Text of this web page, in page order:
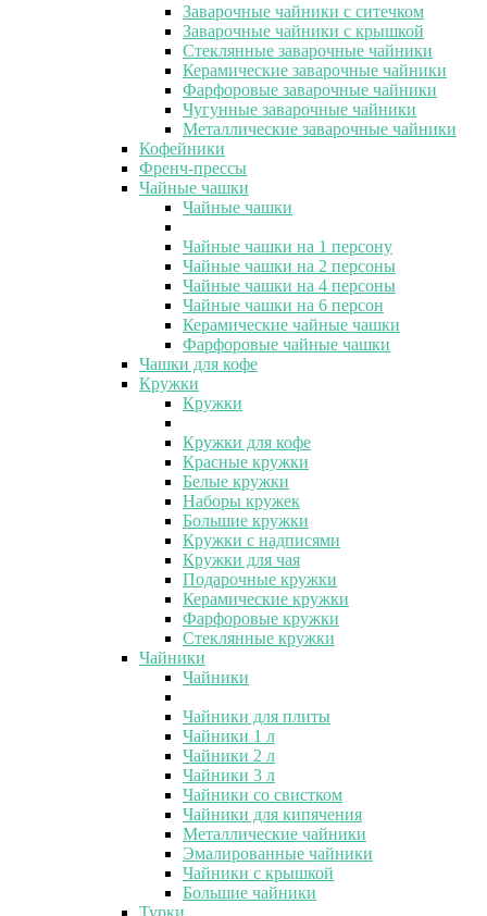
Заварочные чайники с ситечком
Заварочные чайники с крышкой
Стеклянные заварочные чайники
Керамические заварочные чайники
Фарфоровые заварочные чайники
Чугунные заварочные чайники
Металлические заварочные чайники
Кофейники
Френч-прессы
Чайные чашки
Чайные чашки
Чайные чашки на 1 персону
Чайные чашки на 2 персоны
Чайные чашки на 4 персоны
Чайные чашки на 6 персон
Керамические чайные чашки
Фарфоровые чайные чашки
Чашки для кофе
Кружки
Кружки
Кружки для кофе
Красные кружки
Белые кружки
Наборы кружек
Большие кружки
Кружки с надписями
Кружки для чая
Подарочные кружки
Керамические кружки
Фарфоровые кружки
Стеклянные кружки
Чайники
Чайники
Чайники для плиты
Чайники 1 л
Чайники 2 л
Чайники 3 л
Чайники со свистком
Чайники для кипячения
Металлические чайники
Эмалированные чайники
Чайники с крышкой
Большие чайники
Турки